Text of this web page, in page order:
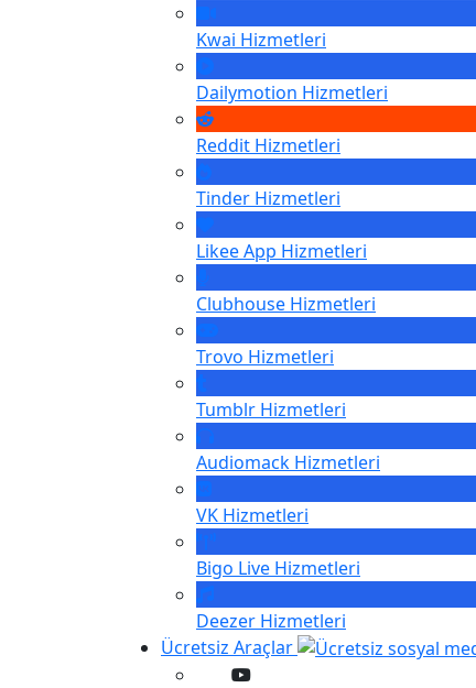
Kwai Hizmetleri
Dailymotion Hizmetleri
Reddit Hizmetleri
Tinder Hizmetleri
Likee App Hizmetleri
Clubhouse Hizmetleri
Trovo Hizmetleri
Tumblr Hizmetleri
Audiomack Hizmetleri
VK Hizmetleri
Bigo Live Hizmetleri
Deezer Hizmetleri
Ücretsiz Araçlar